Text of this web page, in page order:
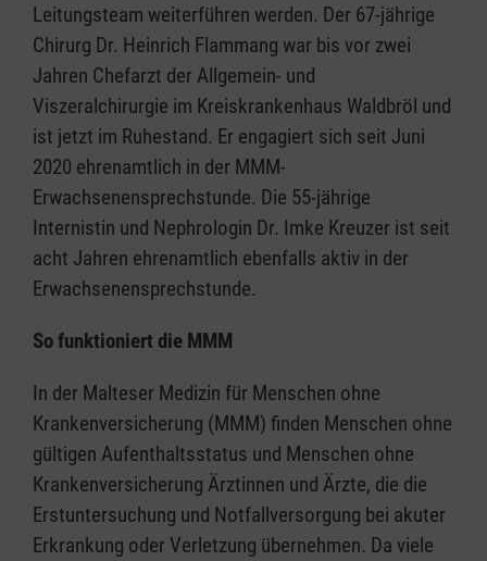
Leitungsteam weiterführen werden. Der 67-jährige
Chirurg Dr. Heinrich Flammang war bis vor zwei
Jahren Chefarzt der Allgemein- und
Viszeralchirurgie im Kreiskrankenhaus Waldbröl und
ist jetzt im Ruhestand. Er engagiert sich seit Juni
2020 ehrenamtlich in der MMM-
Erwachsenensprechstunde. Die 55-jährige
Internistin und Nephrologin Dr. Imke Kreuzer ist seit
acht Jahren ehrenamtlich ebenfalls aktiv in der
Erwachsenensprechstunde.
So funktioniert die MMM
In der Malteser Medizin für Menschen ohne
Krankenversicherung (MMM) finden Menschen ohne
gültigen Aufenthaltsstatus und Menschen ohne
Krankenversicherung Ärztinnen und Ärzte, die die
Erstuntersuchung und Notfallversorgung bei akuter
Erkrankung oder Verletzung übernehmen. Da viele